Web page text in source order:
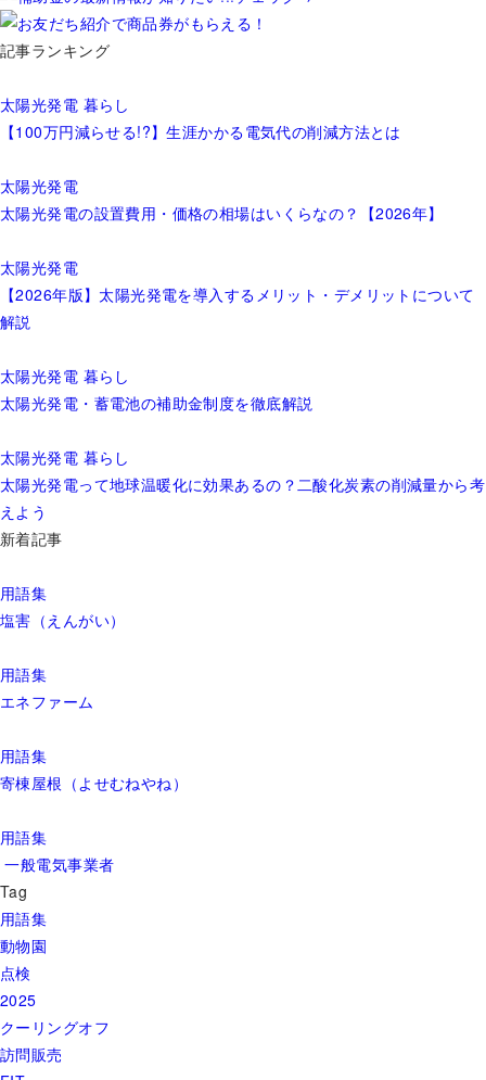
記事ランキング
太陽光発電 暮らし
【100万円減らせる!?】生涯かかる電気代の削減方法とは
太陽光発電
太陽光発電の設置費用・価格の相場はいくらなの？【2026年】
太陽光発電
【2026年版】太陽光発電を導入するメリット・デメリットについて
解説
太陽光発電 暮らし
太陽光発電・蓄電池の補助金制度を徹底解説
太陽光発電 暮らし
太陽光発電って地球温暖化に効果あるの？二酸化炭素の削減量から考
えよう
新着記事
用語集
塩害（えんがい）
用語集
エネファーム
用語集
寄棟屋根（よせむねやね）
用語集
一般電気事業者
Tag
用語集
動物園
点検
2025
クーリングオフ
訪問販売